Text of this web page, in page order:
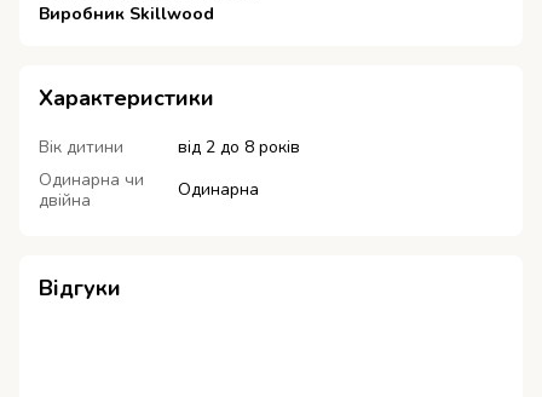
Виробник Skillwood
Характеристики
Вік дитини
від 2 до 8 років
Одинарна чи
двійна
Одинарна
Відгуки